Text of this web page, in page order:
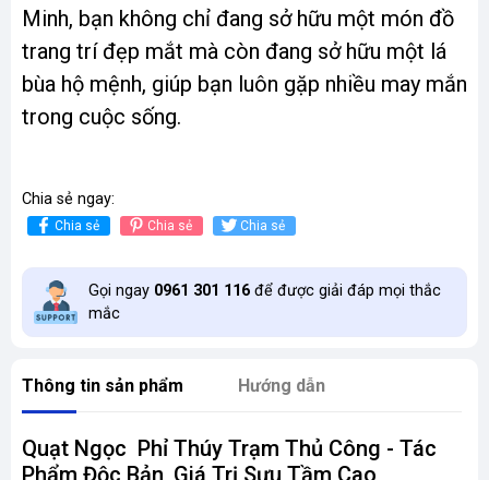
Minh, bạn không chỉ đang sở hữu một món đồ
trang trí đẹp mắt mà còn đang sở hữu một lá
bùa hộ mệnh, giúp bạn luôn gặp nhiều may mắn
trong cuộc sống.
Chia sẻ ngay:
Chia sẻ Chia sẻ Chia sẻ
Gọi ngay 0961 301 116 để được giải đáp mọi thắc
mắc
Thông tin sản phẩm Hướng dẫn
Quạt Ngọc Phỉ Thúy Trạm Thủ Công - Tác
Phẩm Độc Bản, Giá Trị Sưu Tầm Cao